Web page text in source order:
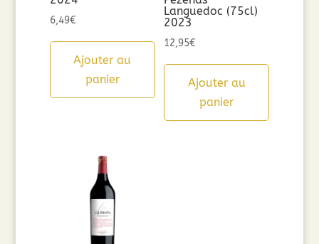
6,49€
Ajouter au
panier
Languedoc (75cl)
2023
12,95€
Ajouter au
panier